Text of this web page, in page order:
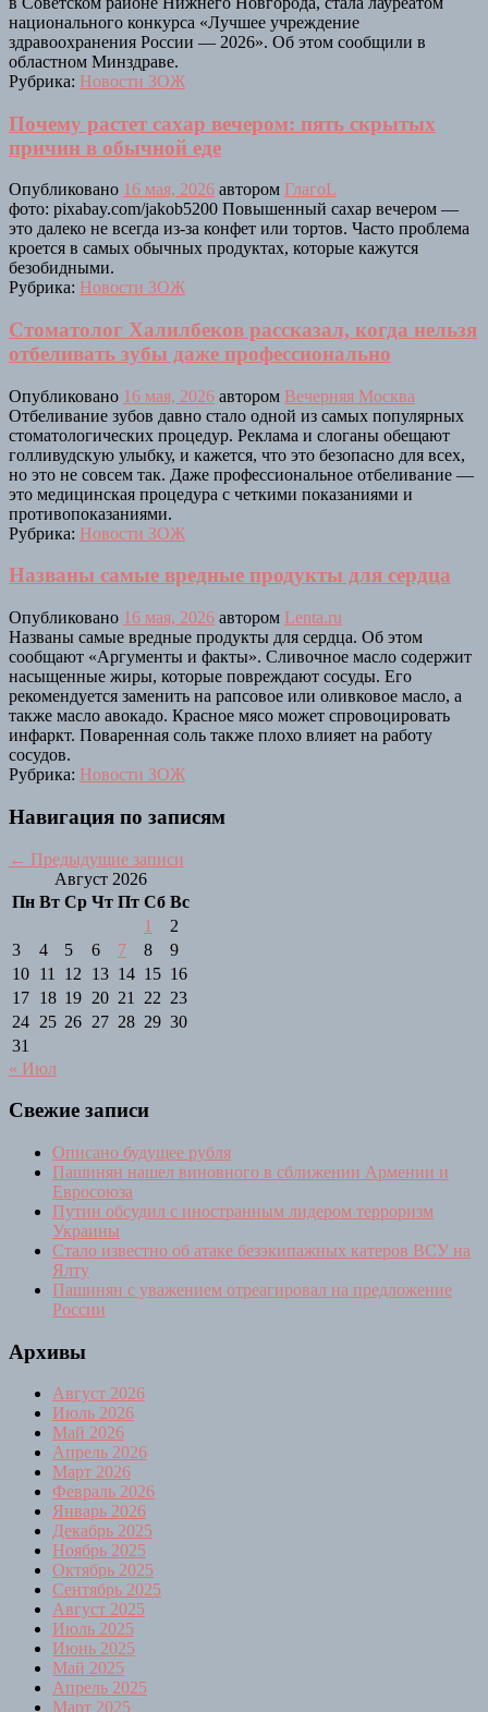
национального конкурса «Лучшее учреждение
здравоохранения России — 2026». Об этом сообщили в
областном Минздраве.
Рубрика: Новости ЗОЖ
Почему растет сахар вечером: пять скрытых
причин в обычной еде
Опубликовано 16 мая, 2026 автором ГлагоL
фото: pixabay.com/jakob5200 Повышенный сахар вечером —
это далеко не всегда из-за конфет или тортов. Часто проблема
кроется в самых обычных продуктах, которые кажутся
безобидными.
Рубрика: Новости ЗОЖ
Стоматолог Халилбеков рассказал, когда нельзя
отбеливать зубы даже профессионально
Опубликовано 16 мая, 2026 автором Вечерняя Москва
Отбеливание зубов давно стало одной из самых популярных
стоматологических процедур. Реклама и слоганы обещают
голливудскую улыбку, и кажется, что это безопасно для всех,
но это не совсем так. Даже профессиональное отбеливание —
это медицинская процедура с четкими показаниями и
противопоказаниями.
Рубрика: Новости ЗОЖ
Названы самые вредные продукты для сердца
Опубликовано 16 мая, 2026 автором Lenta.ru
Названы самые вредные продукты для сердца. Об этом
сообщают «Аргументы и факты». Сливочное масло содержит
насыщенные жиры, которые повреждают сосуды. Его
рекомендуется заменить на рапсовое или оливковое масло, а
также масло авокадо. Красное мясо может спровоцировать
инфаркт. Поваренная соль также плохо влияет на работу
сосудов.
Рубрика: Новости ЗОЖ
Навигация по записям
← Предыдущие записи
Август 2026
Пн Вт Ср Чт Пт Сб Вс
1
2
3
4 5 6 7 8
9
10 11 12 13 14 15 16
17 18 19 20 21 22 23
24 25 26 27 28 29 30
31
« Июл
Свежие записи
Описано будущее рубля
Пашинян нашел виновного в сближении Армении и
Евросоюза
Путин обсудил с иностранным лидером терроризм
Украины
Стало известно об атаке безэкипажных катеров ВСУ на
Ялту
Пашинян с уважением отреагировал на предложение
России
Архивы
Август 2026
Июль 2026
Май 2026
Апрель 2026
Март 2026
Февраль 2026
Январь 2026
Декабрь 2025
Ноябрь 2025
Октябрь 2025
Сентябрь 2025
Август 2025
Июль 2025
Июнь 2025
Май 2025
Апрель 2025
Март 2025